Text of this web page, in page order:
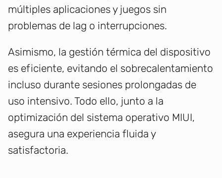
múltiples aplicaciones y juegos sin
problemas de lag o interrupciones.
Asimismo, la gestión térmica del dispositivo
es eficiente, evitando el sobrecalentamiento
incluso durante sesiones prolongadas de
uso intensivo. Todo ello, junto a la
optimización del sistema operativo MIUI,
asegura una experiencia fluida y
satisfactoria.